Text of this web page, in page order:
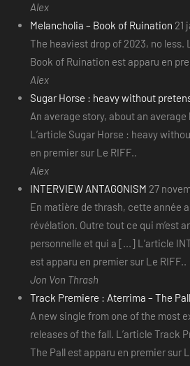
Alex
Melancholia – Book of Ruination 21
The heaviest drop of 2023, no less.
Book of Ruination est apparu en
Alex
Sugar Horse : heavy without
An average story, about an average
L’article Sugar Horse : heavy
en premier sur Le RIFF..
Alex
INTERVIEW ANTAGONISM 27
En matière de thrash, cette année
révélation. Outre tout ce qui m’est
personnelle et qui a [...] L’article
est apparu en premier sur Le RIFF..
Jon Von Thrash
Track Premiere : Aterrima – The Pall
A new single from one of the most
releases of the fall. L’article Track
The Pall est apparu en premier sur